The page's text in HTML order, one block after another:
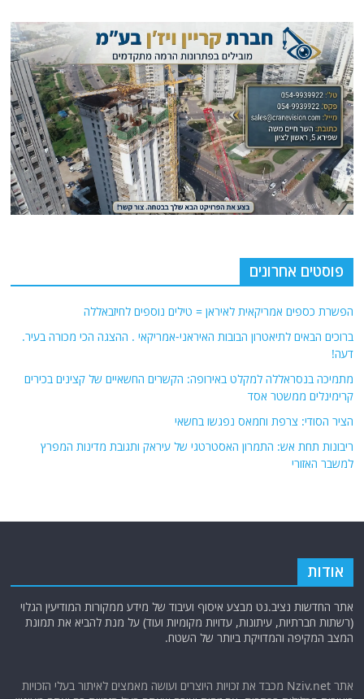
פוסטים אחרונים
הפשרת כספים אמריקאית לאיראן = טילים נוספים לחיזבאללה
ברוכים הבאים לתיאטרון הבובות האיראני-אמריקאי . ההצגה הכי מכורה בעיר.
דעה!
מתמיכה בנסראללה למקלט באירופה: הקשרים החשאיים של קצינים בכירים
קרימינלים ממשטר אסד
הציר הסודי: צרפת וחמאס נפגשו בחשאי
ריבונות תחת אש: התמרון האסטרטגי של עיראק ותגובת מדינות המפרץ
למשבר האזורי
אודות
אתר החדשות נציב.נט מבצע איסוף ועיבוד של מידע ממקורות המודיעין הגלוי
(רשתות חברתיות, עיתונות, עדויות מקומיות ועוד) על מנת להביא את תמונת
המצב המקיפה והמדויקת ביותר של השטח.
אתר Nziv.net מכבד את זכויות היוצרים ועושה מאמצים לאיתור בעלי הזכויות